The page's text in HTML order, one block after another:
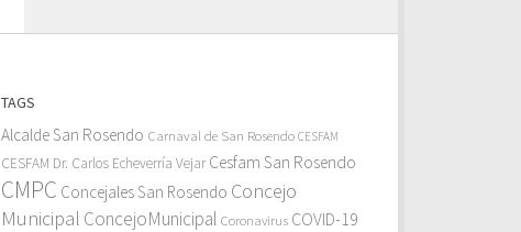
TAGS
Alcalde San Rosendo Carnaval de San Rosendo CESFAM
CESFAM Dr. Carlos Echeverría Vejar Cesfam San Rosendo
CMPC Concejales San Rosendo Concejo
Municipal ConcejoMunicipal Coronavirus COVID-19